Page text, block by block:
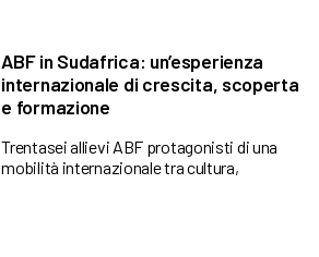
ABF in Sudafrica: un’esperienza
internazionale di crescita, scoperta
e formazione
Trentasei allievi ABF protagonisti di una
mobilità internazionale tra cultura,